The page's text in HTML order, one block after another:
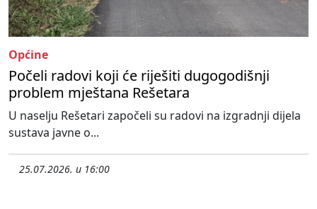
Općine
Počeli radovi koji će riješiti dugogodišnji
problem mještana Rešetara
U naselju Rešetari započeli su radovi na izgradnji dijela
sustava javne o...
25.07.2026. u 16:00